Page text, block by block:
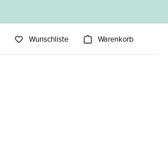
Wunschliste Warenkorb